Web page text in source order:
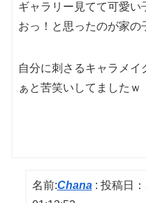
ギャラリー見てて可愛い
おっ！と思ったのが家の
自分に刺さるキャラメ
ぁと苦笑いしてましたｗ
名前:Chana: 投稿日